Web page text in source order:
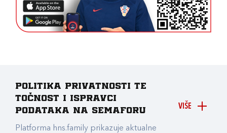
VIŠE
Politika privatnosti te
točnost i ispravci
podataka na Semaforu
Platforma hns.family prikazuje aktualne